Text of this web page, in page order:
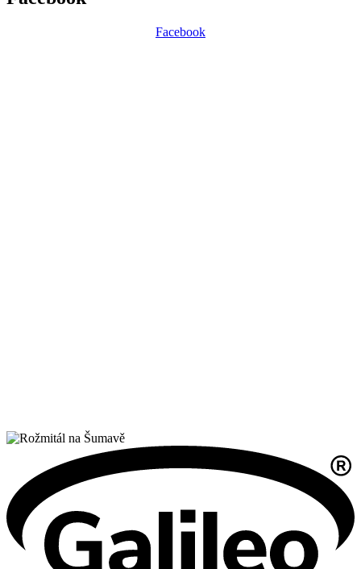
Facebook